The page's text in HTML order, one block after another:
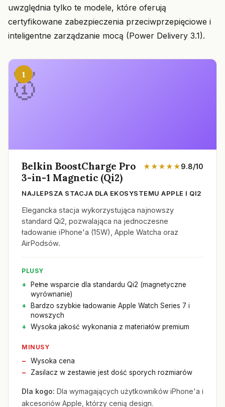
uwzględnia tylko te modele, które oferują
certyfikowane zabezpieczenia przeciwprzepięciowe i
inteligentne zarządzanie mocą (Power Delivery 3.1).
1
Belkin BoostCharge Pro
3-in-1 Magnetic (Qi2)
★★★★★9.8/10
NAJLEPSZA STACJA DLA EKOSYSTEMU APPLE I QI2
Elegancka stacja wykorzystująca najnowszy
standard Qi2, pozwalająca na jednoczesne
ładowanie iPhone'a (15W), Apple Watcha oraz
AirPodsów.
PLUSY
Pełne wsparcie dla standardu Qi2 (magnetyczne
wyrównanie)
Bardzo szybkie ładowanie Apple Watch Series 7 i
nowszych
Wysoka jakość wykonania z materiałów premium
MINUSY
Wysoka cena
Zasilacz w zestawie jest dość sporych rozmiarów
Dla kogo: Dla wymagających użytkowników iPhone'a i
akcesoriów Apple, którzy cenią design.